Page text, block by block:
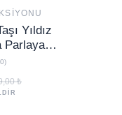
Yıldız
Parlayan
Taşı
₺